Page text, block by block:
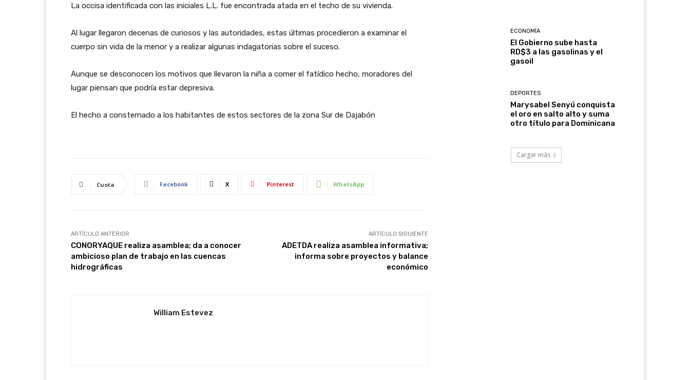
La occisa identificada con las iniciales L.L. fue encontrada atada en el techo de su vivienda.
Al lugar llegaron decenas de curiosos y las autoridades, estas últimas procedieron a examinar el
cuerpo sin vida de la menor y a realizar algunas indagatorias sobre el suceso.
Aunque se desconocen los motivos que llevaron la niña a comer el fatídico hecho, moradores del
lugar piensan que podría estar depresiva.
El hecho a consternado a los habitantes de estos sectores de la zona Sur de Dajabón
Cuota Facebook X Pinterest WhatsApp
ARTÍCULO ANTERIOR
CONORYAQUE realiza asamblea; da a conocer
ambicioso plan de trabajo en las cuencas
hidrográficas
ARTÍCULO SIGUIENTE
ADETDA realiza asamblea informativa;
informa sobre proyectos y balance
económico
William Estevez
ECONOMÍA
El Gobierno sube hasta
RD$3 a las gasolinas y el
gasoil
DEPORTES
Marysabel Senyú conquista
el oro en salto alto y suma
otro título para Dominicana
Cargar más